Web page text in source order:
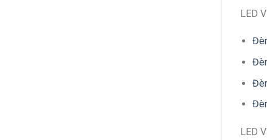
LED
LED